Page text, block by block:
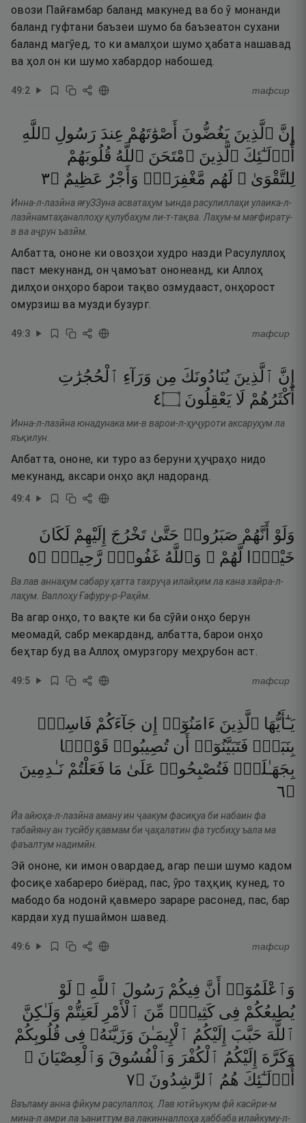
овози Пайғамбар баланд макунед ва бо ӯ монанди
баланд гуфтани баъзеи шумо ба баъзеатон сухани
баланд магӯед, то ки амалҳои шумо ҳабата нашавад
ва ҳол он ки шумо хабардор набошед.
49:2 тафсир
إِنَّ ٱلَّذِينَ يَغُضُّونَ أَصْوَٰتَهُمْ عِندَ رَسُولِ ٱللَّهِ
أُو۟لَـٰٓئِكَ ٱلَّذِينَ ٱمْتَحَنَ ٱللَّهُ قُلُوبَهُمْ
لِلتَّقْوَىٰ ۚ لَهُم مَّغْفِرَةٌۭ وَأَجْرٌ عَظِيمٌ ۝٣
Инна-л-лазӣна яғуЗЗуна асватаҳум ъинда расулиллаҳи улаика-л-
лазӣнамтаҳаналлоҳу қулубаҳум ли-т-тақва. Лаҳум-м мағфирату-
в ва аҷрун ъазӣм.
Албатта, ононе ки овозҳои худро назди Расулуллоҳ
паст мекунанд, он ҷамоъат ононеанд, ки Аллоҳ
дилҳои онҳоро барои тақво озмудааст, онҳорост
омурзиш ва музди бузург.
49:3 тафсир
إِنَّ ٱلَّذِينَ يُنَادُونَكَ مِن وَرَآءِ ٱلْحُجُرَٰتِ
أَكْثَرُهُمْ لَا يَعْقِلُونَ ۝٤
Инна-л-лазӣна юнадунака ми-в варои-л-ҳуҷуроти аксаруҳум ла
яъқилун.
Албатта, ононе, ки туро аз беруни ҳуҷраҳо нидо
мекунанд, аксари онҳо ақл надоранд.
49:4
وَلَوْ أَنَّهُمْ صَبَرُوا۟ حَتَّىٰ تَخْرُجَ إِلَيْهِمْ لَكَانَ
خَيْرًۭا
لَّهُمْ ۚ وَٱللَّهُ غَفُورٌۭ رَّحِيمٌۭ ۝٥
Ва лав аннаҳум сабару ҳатта тахруҷа илайҳим ла кана хайра-л-
лаҳум. Валлоҳу Ғафуру-р-Раҳӣм.
Ва агар онҳо, то вақте ки ба сӯйи онҳо берун
меомадӣ, сабр мекарданд, албатта, барои онҳо
беҳтар буд ва Аллоҳ омурзгору меҳрубон аст.
49:5 тафсир
يَـٰٓأَيُّهَا ٱلَّذِينَ ءَامَنُوٓا۟ إِن جَآءَكُمْ فَاسِقٌۢ
بِنَبَإٍۢ فَتَبَيَّنُوٓا۟ أَن تُصِيبُوا۟ قَوْمًۢا
بِجَهَـٰلَةٍۢ فَتُصْبِحُوا۟ عَلَىٰ مَا فَعَلْتُمْ نَـٰدِمِينَ
۝٦
Йа айюҳа-л-лазӣна аману ин ҷаакум фасиқуа би набаин фа
табайяну ан тусӣбу қавмам би ҷаҳалатин фа тусбиҳу ъала ма
фаъалтум надимӣн.
Эй ононе, ки имон овардаед, агар пеши шумо кадом
фосиқе хабареро биёрад, пас, ӯро таҳқиқ кунед, то
мабодо ба нодонӣ қавмеро зараре расонед, пас, бар
кардаи худ пушаймон шавед.
49:6 тафсир
وَٱعْلَمُوٓا۟ أَنَّ فِيكُمْ رَسُولَ ٱللَّهِ ۚ لَوْ
يُطِيعُكُمْ فِى كَثِيرٍۢ مِّنَ ٱلْأَمْرِ لَعَنِتُّمْ وَلَـٰكِنَّ
ٱللَّهَ حَبَّبَ إِلَيْكُمُ ٱلْإِيمَـٰنَ وَزَيَّنَهُۥ فِى قُلُوبِكُمْ
وَكَرَّهَ
إِلَيْكُمُ ٱلْكُفْرَ وَٱلْفُسُوقَ وَٱلْعِصْيَانَ ۚ
أُو۟لَـٰٓئِكَ هُمُ ٱلرَّٰشِدُونَ ۝٧
Ваъламу анна фӣкум расулаллоҳ. Лав ютӣъукум фӣ касӣри-м
мина-л амри ла ъаниттум ва лакинналлоҳа ҳаббаба илайкуму-л-